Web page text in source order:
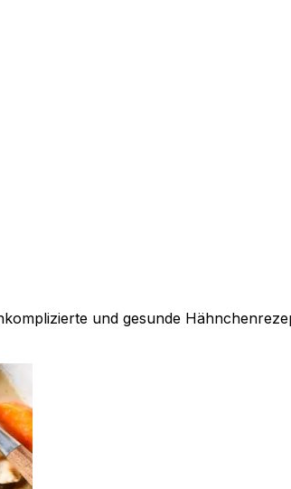
und gesunde